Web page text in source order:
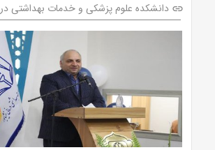
link دانشکده علوم پزشکی و خدمات بهداشتی